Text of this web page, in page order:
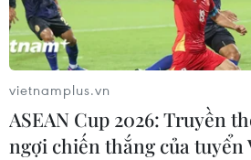
vietnamplus.vn
ASEAN Cup 2026: Truyền
ngợi chiến thắng của tuyển